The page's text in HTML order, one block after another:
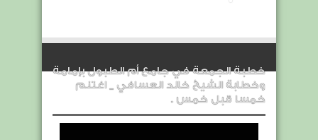
خطبة الجمعة في جامع أم الطبول بإمامة
وخطابة الشيخ خالد العسافي _ اغتنم
خمسا قبل خمس .